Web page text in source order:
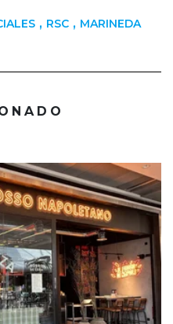
, RSC , MARINEDA